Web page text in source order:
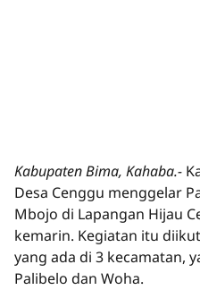
Kabupaten Bima, Kahaba.-
Desa Cenggu menggelar
Mbojo di Lapangan Hijau
kemarin. Kegiatan itu
yang ada di 3 kecamatan,
Palibelo dan Woha.